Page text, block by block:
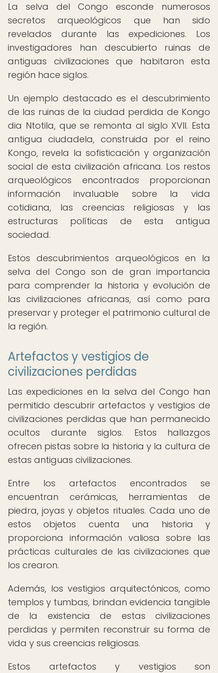
La selva del Congo esconde numerosos
secretos arqueológicos que han sido
revelados durante las expediciones. Los
investigadores han descubierto ruinas de
antiguas civilizaciones que habitaron esta
región hace siglos.
Un ejemplo destacado es el descubrimiento
de las ruinas de la ciudad perdida de Kongo
dia Ntotila, que se remonta al siglo XVII. Esta
antigua ciudadela, construida por el reino
Kongo, revela la sofisticación y organización
social de esta civilización africana. Los restos
arqueológicos encontrados proporcionan
información invaluable sobre la vida
cotidiana, las creencias religiosas y las
estructuras políticas de esta antigua
sociedad.
Estos descubrimientos arqueológicos en la
selva del Congo son de gran importancia
para comprender la historia y evolución de
las civilizaciones africanas, así como para
preservar y proteger el patrimonio cultural de
la región.
Artefactos y vestigios de
civilizaciones perdidas
Las expediciones en la selva del Congo han
permitido descubrir artefactos y vestigios de
civilizaciones perdidas que han permanecido
ocultos durante siglos. Estos hallazgos
ofrecen pistas sobre la historia y la cultura de
estas antiguas civilizaciones.
Entre los artefactos encontrados se
encuentran cerámicas, herramientas de
piedra, joyas y objetos rituales. Cada uno de
estos objetos cuenta una historia y
proporciona información valiosa sobre las
prácticas culturales de las civilizaciones que
los crearon.
Además, los vestigios arquitectónicos, como
templos y tumbas, brindan evidencia tangible
de la existencia de estas civilizaciones
perdidas y permiten reconstruir su forma de
vida y sus creencias religiosas.
Estos artefactos y vestigios son